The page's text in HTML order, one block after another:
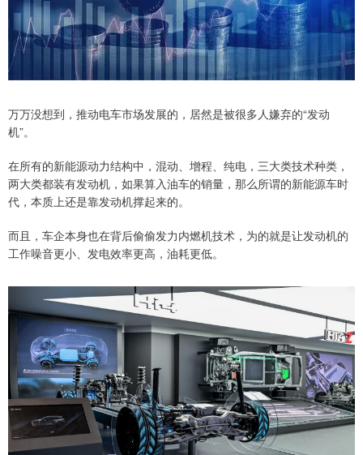
万万没想到，推动电车市场发展的，居然是被很多人嫌弃的“发动
机”。
在所有的新能源动力结构中，混动、增程、纯电，三大类技术种类，
两大类都装有发动机，如果算入油车的销量，那么所谓的新能源车时
代，本质上还是靠发动机撑起来的。
而且，车企本身也在背后偷偷发力内燃机技术，为的就是让发动机的
工作噪音更小、发电效率更高，油耗更低。